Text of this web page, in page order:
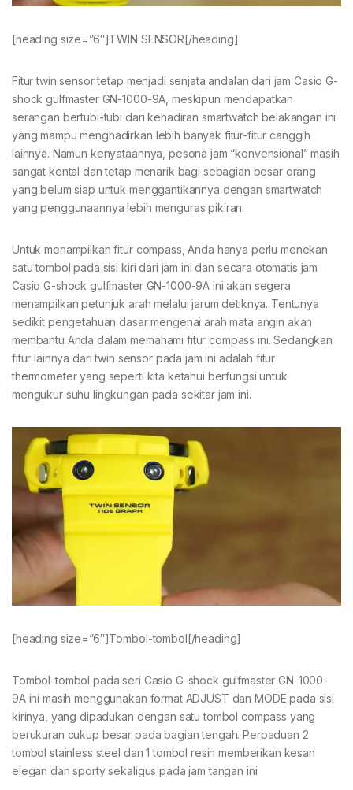
[heading size=”6″]TWIN SENSOR[/heading]
Fitur twin sensor tetap menjadi senjata andalan dari jam Casio G-
shock gulfmaster GN-1000-9A, meskipun mendapatkan
serangan bertubi-tubi dari kehadiran smartwatch belakangan ini
yang mampu menghadirkan lebih banyak fitur-fitur canggih
lainnya. Namun kenyataannya, pesona jam “konvensional” masih
sangat kental dan tetap menarik bagi sebagian besar orang
yang belum siap untuk menggantikannya dengan smartwatch
yang penggunaannya lebih menguras pikiran.
Untuk menampilkan fitur compass, Anda hanya perlu menekan
satu tombol pada sisi kiri dari jam ini dan secara otomatis jam
Casio G-shock gulfmaster GN-1000-9A ini akan segera
menampilkan petunjuk arah melalui jarum detiknya. Tentunya
sedikit pengetahuan dasar mengenai arah mata angin akan
membantu Anda dalam memahami fitur compass ini. Sedangkan
fitur lainnya dari twin sensor pada jam ini adalah fitur
thermometer yang seperti kita ketahui berfungsi untuk
mengukur suhu lingkungan pada sekitar jam ini.
[heading size=”6″]Tombol-tombol[/heading]
Tombol-tombol pada seri Casio G-shock gulfmaster GN-1000-
9A ini masih menggunakan format ADJUST dan MODE pada sisi
kirinya, yang dipadukan dengan satu tombol compass yang
berukuran cukup besar pada bagian tengah. Perpaduan 2
tombol stainless steel dan 1 tombol resin memberikan kesan
elegan dan sporty sekaligus pada jam tangan ini.